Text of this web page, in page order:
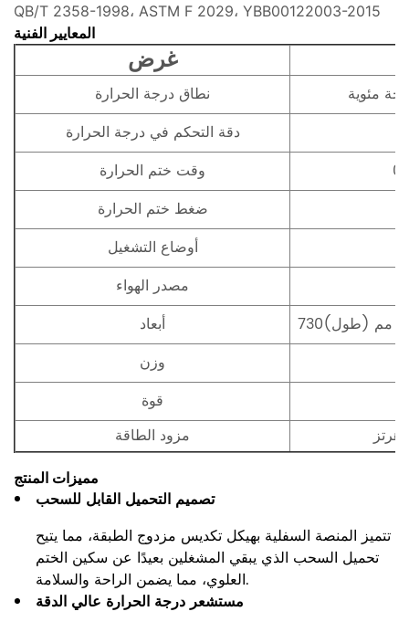
QB/T 2358-1998، ASTM F 2029، YBB00122003-2015
المعايير الفنية
غرض
نطاق درجة الحرارة
دقة التحكم في درجة الحرارة
وقت ختم الحرارة
ضغط ختم الحرارة
أوضاع التشغيل
مصدر الهواء
أبعاد
وزن
قوة
مزود الطاقة
مميزات المنتج
تصميم التحميل القابل للسحب
تتميز المنصة السفلية بهيكل تكديس مزدوج الطبقة، مما يتيح
تحميل السحب الذي يبقي المشغلين بعيدًا عن سكين الختم
العلوي، مما يضمن الراحة والسلامة.
مستشعر درجة الحرارة عالي الدقة